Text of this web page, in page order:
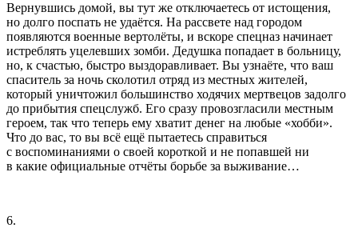
Вернувшись домой, вы тут же отключаетесь от истощения,
но долго поспать не удаётся. На рассвете над городом
появляются военные вертолёты, и вскоре спецназ начинает
истреблять уцелевших зомби. Дедушка попадает в больницу,
но, к счастью, быстро выздоравливает. Вы узнаёте, что ваш
спаситель за ночь сколотил отряд из местных жителей,
который уничтожил большинство ходячих мертвецов задолго
до прибытия спецслужб. Его сразу провозгласили местным
героем, так что теперь ему хватит денег на любые «хобби».
Что до вас, то вы всё ещё пытаетесь справиться
с воспоминаниями о своей короткой и не попавшей ни
в какие официальные отчёты борьбе за выживание…
6.